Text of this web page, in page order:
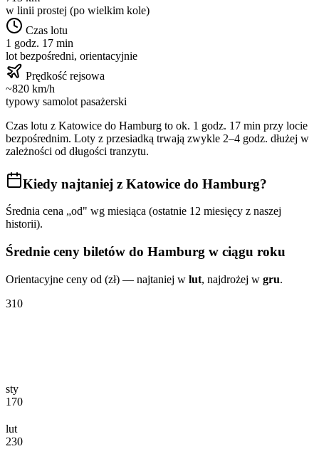
w linii prostej (po wielkim kole)
Czas lotu
1 godz. 17 min
lot bezpośredni, orientacyjnie
Prędkość rejsowa
~820 km/h
typowy samolot pasażerski
Czas lotu z Katowice do Hamburg to ok. 1 godz. 17 min przy locie
bezpośrednim. Loty z przesiadką trwają zwykle 2–4 godz. dłużej w
zależności od długości tranzytu.
Kiedy najtaniej z Katowice do Hamburg?
Średnia cena „od" wg miesiąca (ostatnie 12 miesięcy z naszej
historii).
Średnie ceny biletów do Hamburg w ciągu roku
Orientacyjne ceny od (zł) — najtaniej w lut, najdrożej w gru.
310
sty
170
lut
230